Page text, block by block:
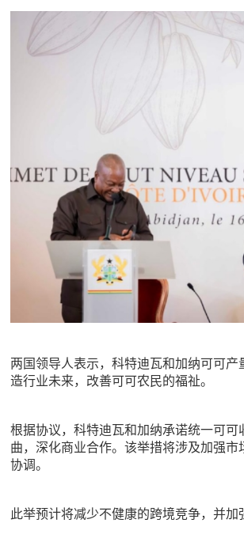
两国领导人表示，科特迪瓦和加纳可可
造行业未来，改善可可农民的福祉。
根据协议，科特迪瓦和加纳承诺统一可
曲，深化商业合作。该举措将涉及加强
协调。
此举预计将减少不健康的跨境竞争，并加